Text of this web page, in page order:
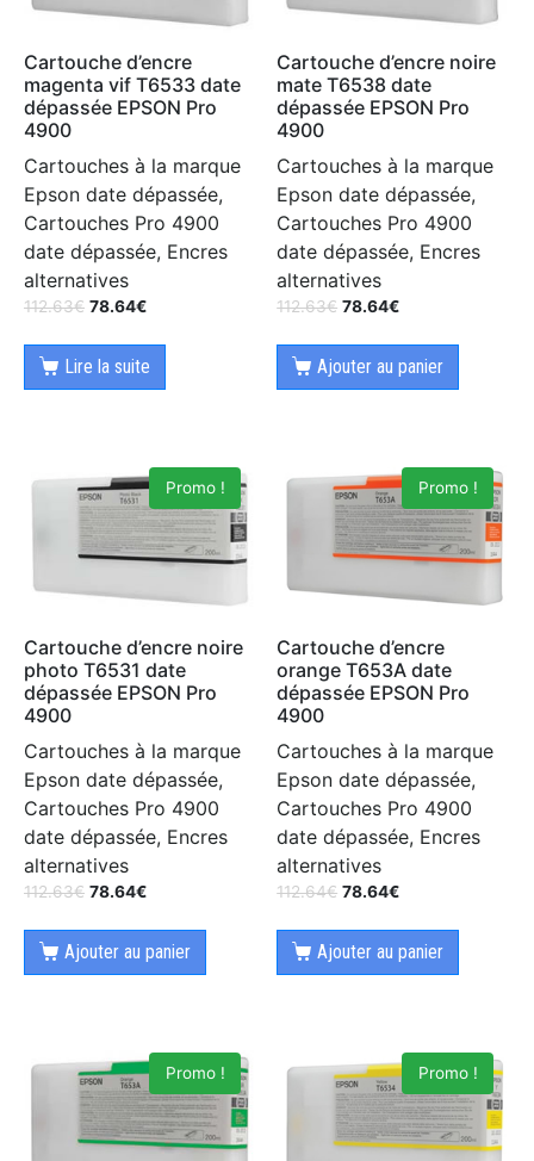
Cartouche d’encre
magenta vif T6533 date
dépassée EPSON Pro
4900
Cartouches à la marque
Epson date dépassée,
Cartouches Pro 4900
date dépassée, Encres
alternatives
112.63€ 78.64€
Lire la suite
Cartouche d’encre noire
mate T6538 date
dépassée EPSON Pro
4900
Cartouches à la marque
Epson date dépassée,
Cartouches Pro 4900
date dépassée, Encres
alternatives
112.63€ 78.64€
Ajouter au panier
Promo !
Cartouche d’encre noire
photo T6531 date
dépassée EPSON Pro
4900
Cartouches à la marque
Epson date dépassée,
Cartouches Pro 4900
date dépassée, Encres
alternatives
112.63€ 78.64€
Ajouter au panier
Promo !
Cartouche d’encre
orange T653A date
dépassée EPSON Pro
4900
Cartouches à la marque
Epson date dépassée,
Cartouches Pro 4900
date dépassée, Encres
alternatives
112.64€ 78.64€
Ajouter au panier
Promo ! Promo !